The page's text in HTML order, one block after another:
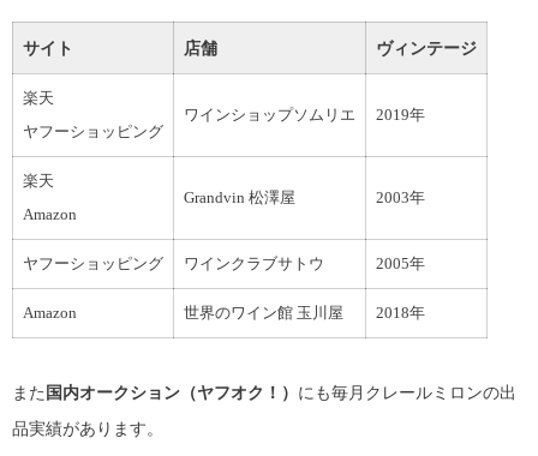
サイト 店舗 ヴィンテージ
楽天
ヤフーショッピング
ワインショップソムリエ 2019年
楽天
Amazon
Grandvin 松澤屋 2003年
ヤフーショッピング ワインクラブサトウ 2005年
Amazon 世界のワイン館 玉川屋 2018年
また 国内オークション（ヤフオク！） にも毎月クレールミロンの出
品実績があります。